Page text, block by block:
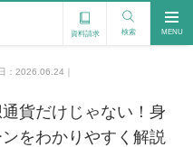
資料請求 検索 MENU
：2026.06.24｜
貨だけじゃない！身
をわかりやすく解説